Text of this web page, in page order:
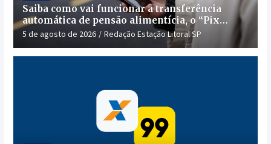
Saiba como vai funcionar a transferência
automática de pensão alimentícia, o “Pix
Pensão”
5 de agosto de 2026 Redação Estação Litoral SP